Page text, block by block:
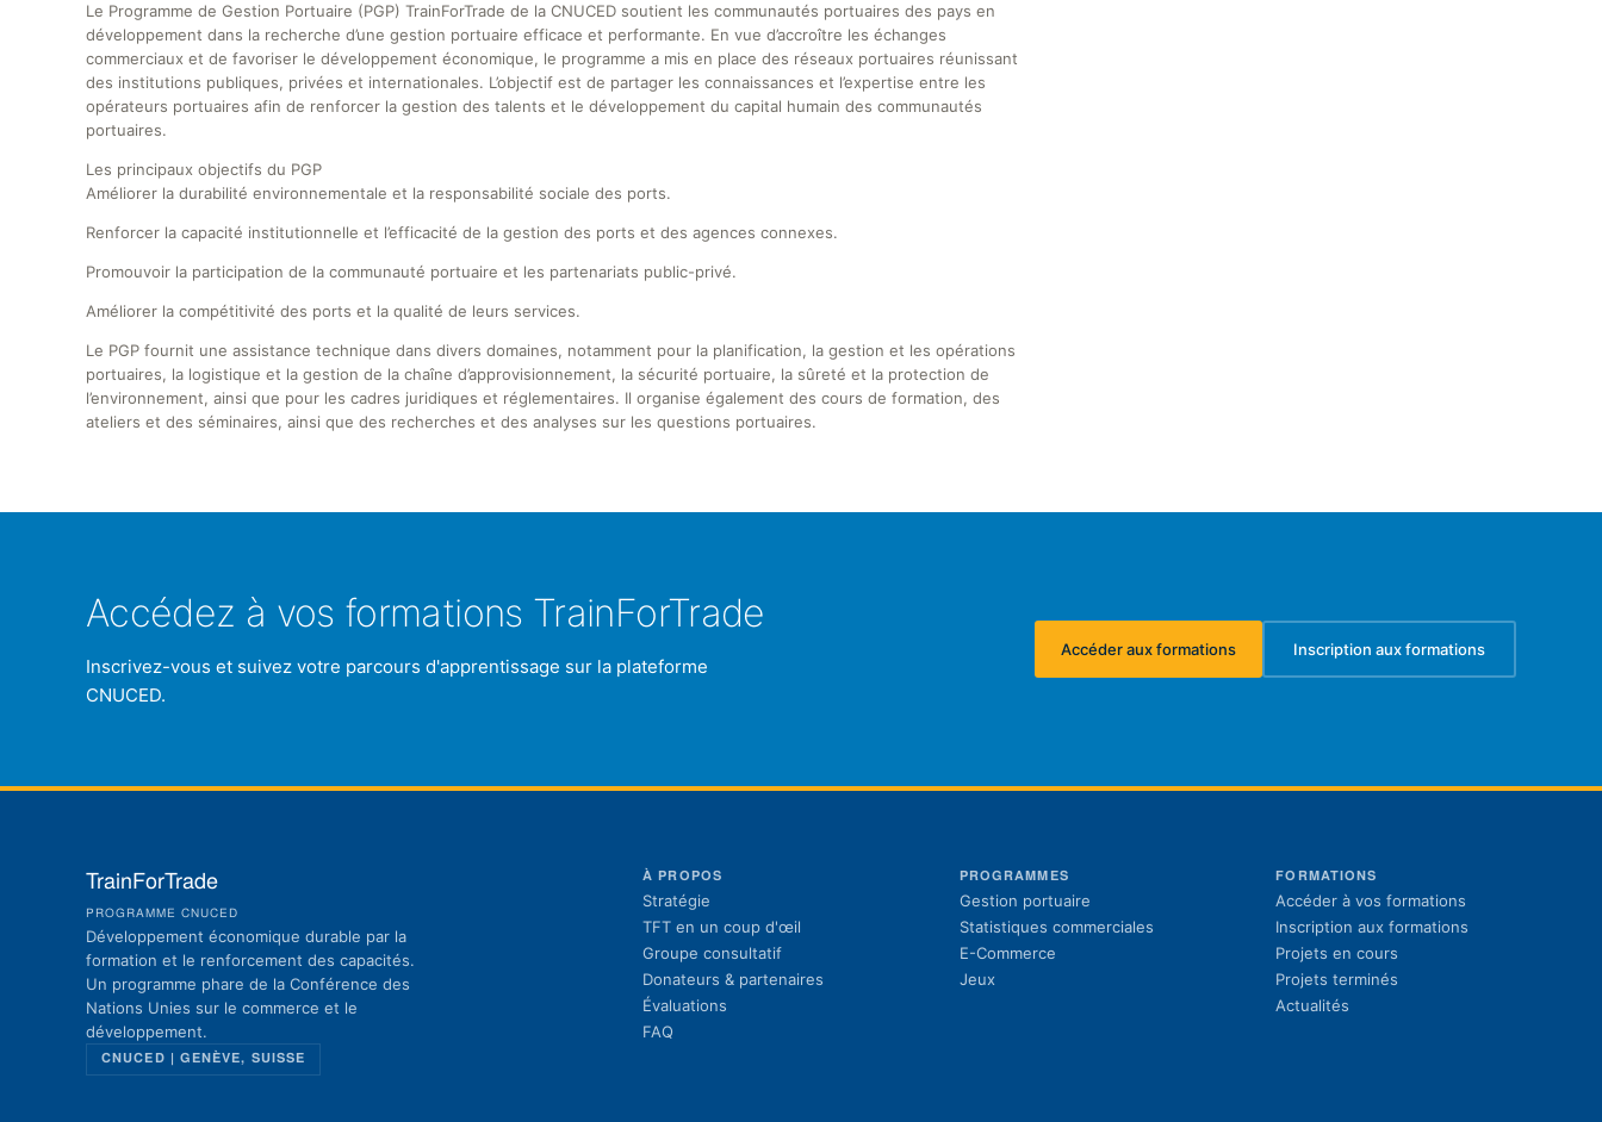
Le Programme de Gestion Portuaire (PGP) TrainForTrade de la CNUCED soutient les communautés portuaires des pays en
développement dans la recherche d’une gestion portuaire efficace et performante. En vue d’accroître les échanges
commerciaux et de favoriser le développement économique, le programme a mis en place des réseaux portuaires réunissant
des institutions publiques, privées et internationales. L’objectif est de partager les connaissances et l’expertise entre les
opérateurs portuaires afin de renforcer la gestion des talents et le développement du capital humain des communautés
portuaires.
Les principaux objectifs du PGP
Améliorer la durabilité environnementale et la responsabilité sociale des ports.
Renforcer la capacité institutionnelle et l’efficacité de la gestion des ports et des agences connexes.
Promouvoir la participation de la communauté portuaire et les partenariats public-privé.
Améliorer la compétitivité des ports et la qualité de leurs services.
Le PGP fournit une assistance technique dans divers domaines, notamment pour la planification, la gestion et les opérations
portuaires, la logistique et la gestion de la chaîne d’approvisionnement, la sécurité portuaire, la sûreté et la protection de
l’environnement, ainsi que pour les cadres juridiques et réglementaires. Il organise également des cours de formation, des
ateliers et des séminaires, ainsi que des recherches et des analyses sur les questions portuaires.
Accédez à vos formations TrainForTrade
Inscrivez-vous et suivez votre parcours d'apprentissage sur la plateforme
CNUCED.
Accéder aux formations
(s'ouvre dans un nouvel onglet)
Inscription aux formations
(s'ouvre dans un nouvel
TrainForTrade
PROGRAMME CNUCED
Développement économique durable par la
formation et le renforcement des capacités.
Un programme phare de la Conférence des
Nations Unies sur le commerce et le
développement.
CNUCED | GENÈVE, SUISSE
À PROPOS
Stratégie
TFT en un coup d'œil
Groupe consultatif
Donateurs & partenaires
Évaluations
FAQ
PROGRAMMES
Gestion portuaire
Statistiques commerciales
E-Commerce
Jeux
FORMATIONS
Accéder à vos formations
Inscription aux formations
Projets en cours
Projets terminés
Actualités